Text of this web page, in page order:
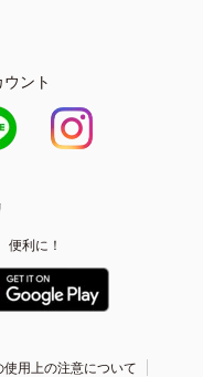
ント
便利に！
使用上の注意について